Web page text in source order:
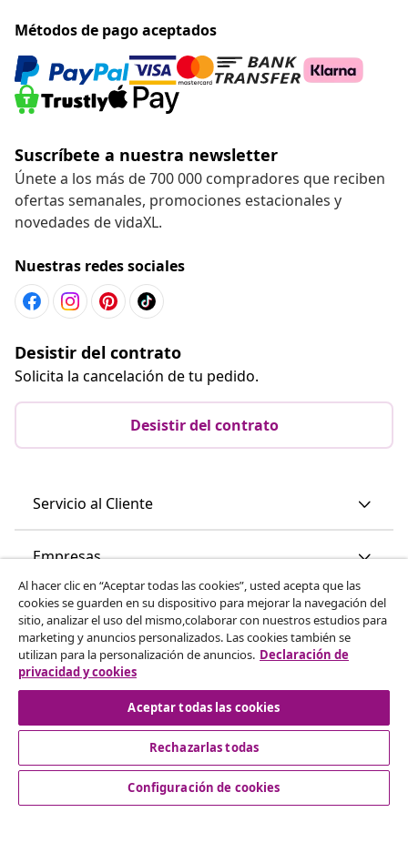
Métodos de pago aceptados
Suscríbete a nuestra newsletter
Únete a los más de 700 000 compradores que reciben
ofertas semanales, promociones estacionales y
novedades de vidaXL.
Nuestras redes sociales
Desistir del contrato
Solicita la cancelación de tu pedido.
Desistir del contrato
Servicio al Cliente
Empresas
vidaXL
Descubre mas
© 2008-2026 vidaXL www.vidaxl.es es una página web de
Al hacer clic en “Aceptar todas las cookies”, usted acepta que las
cookies se guarden en su dispositivo para mejorar la navegación del
sitio, analizar el uso del mismo,colaborar con nuestros estudios para
marketing y anuncios personalizados. Las cookies también se
utilizan para la personalización de anuncios. Declaración de
privacidad y cookies
Aceptar todas las cookies
Rechazarlas todas
Configuración de cookies